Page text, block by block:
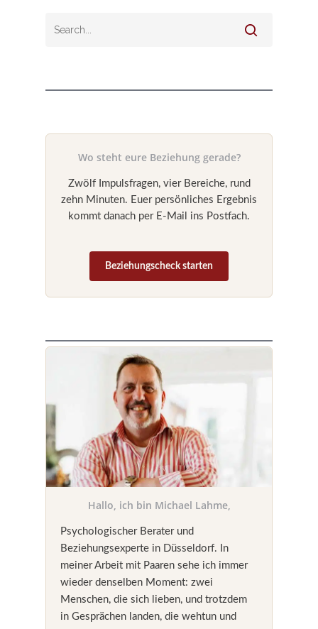
Wo steht eure Beziehung gerade?
Zwölf Impulsfragen, vier Bereiche, rund
zehn Minuten. Euer persönliches Ergebnis
kommt danach per E-Mail ins Postfach.
Beziehungscheck starten
Hallo, ich bin Michael Lahme,
Psychologischer Berater und
Beziehungsexperte in Düsseldorf. In
meiner Arbeit mit Paaren sehe ich immer
wieder denselben Moment: zwei
Menschen, die sich lieben, und trotzdem
in Gesprächen landen, die wehtun und